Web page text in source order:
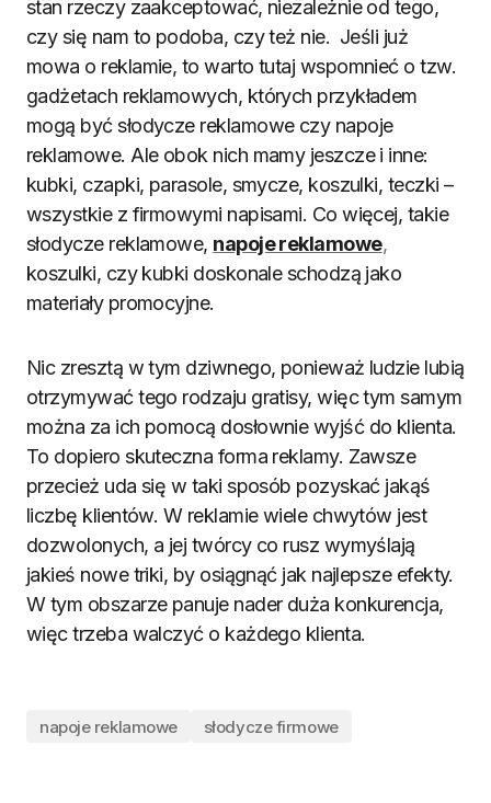
stan rzeczy zaakceptować, niezależnie od tego,
czy się nam to podoba, czy też nie. Jeśli już
mowa o reklamie, to warto tutaj wspomnieć o tzw.
gadżetach reklamowych, których przykładem
mogą być słodycze reklamowe czy napoje
reklamowe. Ale obok nich mamy jeszcze i inne:
kubki, czapki, parasole, smycze, koszulki, teczki –
wszystkie z firmowymi napisami. Co więcej, takie
słodycze reklamowe, napoje reklamowe,
koszulki, czy kubki doskonale schodzą jako
materiały promocyjne.
Nic zresztą w tym dziwnego, ponieważ ludzie lubią
otrzymywać tego rodzaju gratisy, więc tym samym
można za ich pomocą dosłownie wyjść do klienta.
To dopiero skuteczna forma reklamy. Zawsze
przecież uda się w taki sposób pozyskać jakąś
liczbę klientów. W reklamie wiele chwytów jest
dozwolonych, a jej twórcy co rusz wymyślają
jakieś nowe triki, by osiągnąć jak najlepsze efekty.
W tym obszarze panuje nader duża konkurencja,
więc trzeba walczyć o każdego klienta.
napoje reklamowe słodycze firmowe